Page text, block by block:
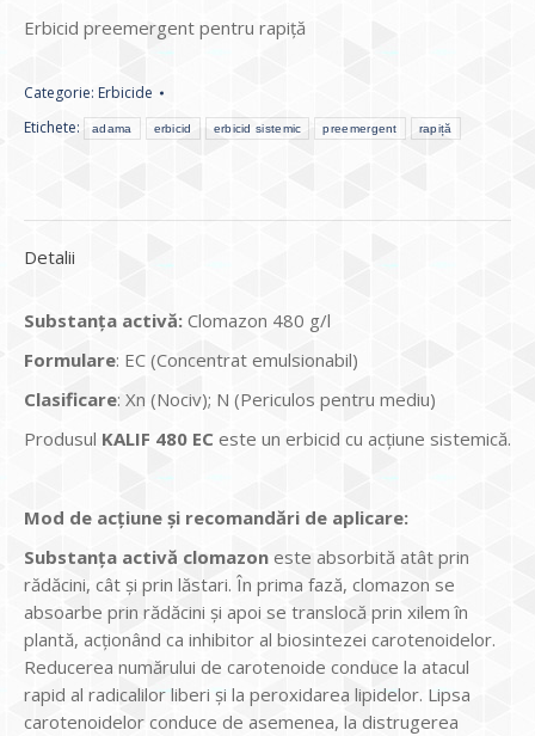
Erbicid preemergent pentru rapiță
Categorie: Erbicide
Etichete:
adama erbicid erbicid sistemic preemergent rapiță
Detalii
Substanța activă: Clomazon 480 g/l
Formulare: EC (Concentrat emulsionabil)
Clasificare: Xn (Nociv); N (Periculos pentru mediu)
Produsul KALIF 480 EC este un erbicid cu acțiune sistemică.
Mod de acțiune și recomandări de aplicare:
Substanța activă clomazon este absorbită atât prin
rădăcini, cât și prin lăstari. În prima fază, clomazon se
absoarbe prin rădăcini și apoi se translocă prin xilem în
plantă, acționând ca inhibitor al biosintezei carotenoidelor.
Reducerea numărului de carotenoide conduce la atacul
rapid al radicalilor liberi și la peroxidarea lipidelor. Lipsa
carotenoidelor conduce de asemenea, la distrugerea